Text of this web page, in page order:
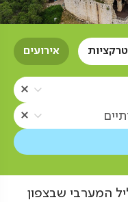
אירועים
המערבי שבצפון